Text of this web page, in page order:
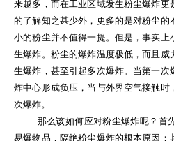
来越多，而在工业区域发生粉尘爆炸
的了解知之甚少外，更多的是对粉尘
小的粉尘并不值得一提。但是，事实
生爆炸。粉尘的爆炸温度极低，而且
生爆炸，甚至引起多次爆炸。当第一次
炸中心形成负压，当与外界空气接触
次爆炸。
那么该如何应对粉尘爆炸呢？首先
易爆物品，隔绝粉尘爆炸的根本原因；